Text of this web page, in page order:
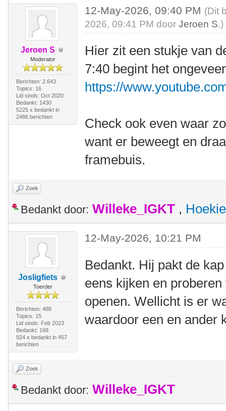
Jeroen S
Moderator
Berichten: 2.643
Topics: 16
Lid sinds: Oct 2020
Bedankt: 1430
5225 x bedankt in
2486 berichten
12-May-2026, 09:40 PM (Dit
2026, 09:41 PM doorJeroen S.)
Hier zit een stukje van
7:40 begint het
https://
Check ook even waar
want er beweegt en
framebuis.
Zoek
Bedankt door: Willeke_IGKT , Hoekie
Josligfiets
Toerder
Berichten: 488
Topics: 15
Lid sinds: Feb 2023
Bedankt: 168
924 x bedankt in 457
berichten
12-May-2026, 10:21 PM
Bedankt. Hij pakt de
eens kijken en
openen. Wellicht is er
waardoor een en ander
Zoek
Bedankt door: Willeke_IGKT